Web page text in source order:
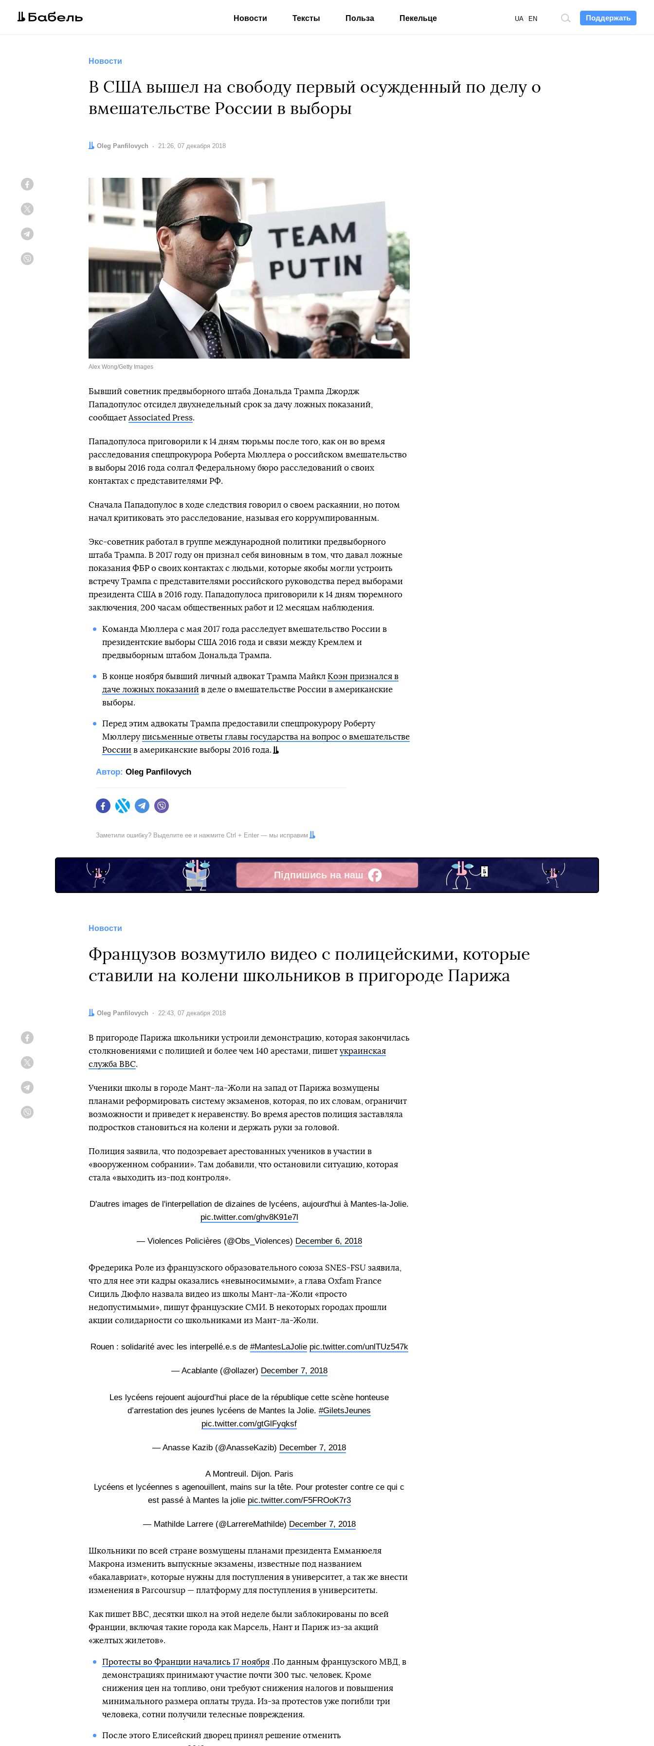
Поддержать
Поиск
UA EN
Новости Тексты Польза Пекельце
Новости
В США вышел на свободу первый осужденный по делу о
вмешательстве России в выборы
Автор:
Oleg Panfilovych Дата:
21:26, 07 декабря 2018
Alex Wong/Getty Images
Бывший советник предвыборного штаба Дональда Трампа Джордж
Пападопулос отсидел двухнедельный срок за дачу ложных показаний,
сообщает Associated Press.
Пападопулоса приговорили к 14 дням тюрьмы после того, как он во время
расследования спецпрокурора Роберта Мюллера о российском вмешательство
в выборы 2016 года солгал Федеральному бюро расследований о своих
контактах с представителями РФ.
Сначала Пападопулос в ходе следствия говорил о своем раскаянии, но потом
начал критиковать это расследование, называя его коррумпированным.
Экс-советник работал в группе международной политики предвыборного
штаба Трампа. В 2017 году он признал себя виновным в том, что давал ложные
показания ФБР о своих контактах с людьми, которые якобы могли устроить
встречу Трампа с представителями российского руководства перед выборами
президента США в 2016 году. Пападопулоса приговорили к 14 дням тюремного
заключения, 200 часам общественных работ и 12 месяцам наблюдения.
Команда Мюллера с мая 2017 года расследует вмешательство России в
президентские выборы США 2016 года и связи между Кремлем и
предвыборным штабом Дональда Трампа.
В конце ноября бывший личный адвокат Трампа Майкл Коэн признался в
даче ложных показаний в деле о вмешательстве России в американские
выборы.
Перед этим адвокаты Трампа предоставили спецпрокурору Роберту
Мюллеру письменные ответы главы государства на вопрос о вмешательстве
России в американские выборы 2016 года.
Автор: Oleg Panfilovych
FacebookTwitter Telegram
Заметили ошибку? Выделите ее и нажмите Ctrl + Enter — мы исправим
Підпишись на наш
Facebook
Новости
Французов возмутило видео с полицейскими, которые
ставили на колени школьников в пригороде Парижа
Автор:
Oleg Panfilovych Дата:
22:43, 07 декабря 2018
В пригороде Парижа школьники устроили демонстрацию, которая закончилась
столкновениями с полицией и более чем 140 арестами, пишет украинская
служба ВВС.
Ученики школы в городе Мант-ла-Жоли на запад от Парижа возмущены
планами реформировать систему экзаменов, которая, по их словам, ограничит
возможности и приведет к неравенству. Во время арестов полиция заставляла
подростков становиться на колени и держать руки за головой.
Полиция заявила, что подозревает арестованных учеников в участии в
«вооруженном собрании». Там добавили, что остановили ситуацию, которая
стала «выходить из-под контроля».
D'autres images de l'interpellation de dizaines de lycéens, aujourd'hui à Mantes-la-Jolie.
pic.twitter.com/ghv8K91e7l
— Violences Policières (@Obs_Violences) December 6, 2018
Фредерика Роле из французского образовательного союза SNES-FSU заявила,
что для нее эти кадры оказались «невыносимыми», а глава Oxfam France
Сициль Дюфло назвала видео из школы Мант-ла-Жоли «просто
недопустимыми», пишут французские СМИ. В некоторых городах прошли
акции солидарности со школьниками из Мант-ла-Жоли.
Rouen : solidarité avec les interpellé.e.s de #MantesLaJolie pic.twitter.com/unlTUz547k
— Acablante (@ollazer) December 7, 2018
Les lycéens rejouent aujourd’hui place de la république cette scène honteuse
d’arrestation des jeunes lycéens de Mantes la Jolie. #GiletsJeunes
pic.twitter.com/gtGlFyqksf
— Anasse Kazib (@AnasseKazib) December 7, 2018
A Montreuil. Dijon. Paris
Lycéens et lycéennes s agenouillent, mains sur la tête. Pour protester contre ce qui c
est passé à Mantes la jolie pic.twitter.com/F5FROoK7r3
— Mathilde Larrere (@LarrereMathilde) December 7, 2018
Школьники по всей стране возмущены планами президента Емманюеля
Макрона изменить выпускные экзамены, известные под названием
«бакалавриат», которые нужны для поступления в университет, а так же внести
изменения в Parcoursup — платформу для поступления в университеты.
Как пишет ВВС, десятки школ на этой неделе были заблокированы по всей
Франции, включая такие города как Марсель, Нант и Париж из-за акций
«желтых жилетов».
Протесты во Франции начались 17 ноября.По данным французского МВД, в
демонстрациях принимают участие почти 300 тыс. человек. Кроме
снижения цен на топливо, они требуют снижения налогов и повышения
минимального размера оплаты труда. Из-за протестов уже погибли три
человека, сотни получили телесные повреждения.
После этого Елисейский дворец принял решение отменить